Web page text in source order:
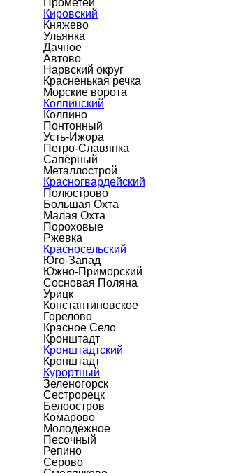
Кировский
Княжево
Ульянка
Дачное
Автово
Нарвский округ
Красненькая речка
Морские ворота
Колпинский
Колпино
Понтонный
Усть-Ижора
Петро-Славянка
Сапёрный
Металлострой
Красногвардейский
Полюстрово
Большая Охта
Малая Охта
Пороховые
Ржевка
Красносельский
Юго-Запад
Южно-Приморский
Сосновая Поляна
Урицк
Константиновское
Горелово
Красное Село
Кронштадт
Кронштадтский
Кронштадт
Курортный
Зеленогорск
Сестрорецк
Белоостров
Комарово
Молодёжное
Песочный
Репино
Серово